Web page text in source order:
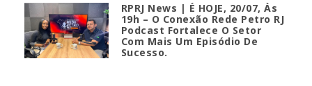
RPRJ News | É HOJE, 20/07, Às
19h – O Conexão Rede Petro RJ
Podcast Fortalece O Setor
Com Mais Um Episódio De
Sucesso.